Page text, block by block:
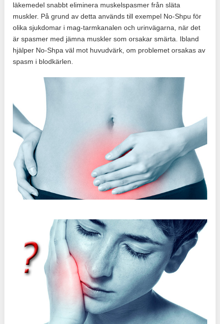
läkemedel snabbt eliminera muskelspasmer från släta
muskler. På grund av detta används till exempel No-Shpu för
olika sjukdomar i mag-tarmkanalen och urinvägarna, när det
är spasmer med jämna muskler som orsakar smärta. Ibland
hjälper No-Shpa väl mot huvudvärk, om problemet orsakas av
spasm i blodkärlen.